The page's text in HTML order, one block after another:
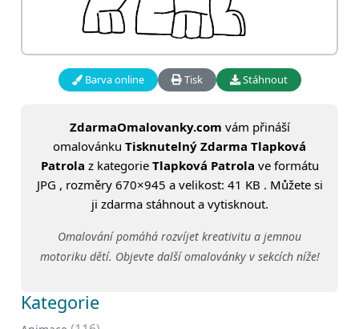
Barva online Tisk Stáhnout
ZdarmaOmalovanky.com vám přináší
omalovánku Tisknutelný Zdarma Tlapková
Patrola z kategorie Tlapková Patrola ve formátu
JPG , rozměry 670×945 a velikost: 41 KB . Můžete si
ji zdarma stáhnout a vytisknout.
Omalování pomáhá rozvíjet kreativitu a jemnou
motoriku dětí. Objevte další omalovánky v sekcích níže!
Kategorie